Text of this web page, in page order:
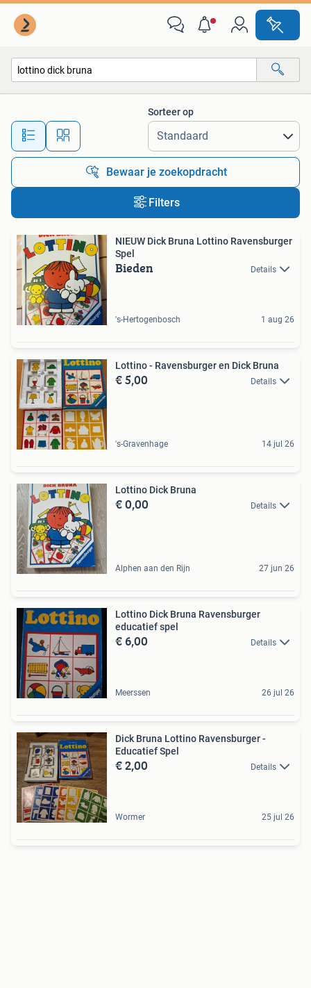
Alle afstanden…
Sorteer op
Bewaar je zoekopdracht
Filters
NIEUW Dick Bruna Lottino Ravensburger
Spel
Bieden Details
's-Hertogenbosch 1 aug 26
Lottino - Ravensburger en Dick Bruna
€ 5,00 Details
's-Gravenhage 14 jul 26
Lottino Dick Bruna
€ 0,00 Details
Alphen aan den Rijn 27 jun 26
Lottino Dick Bruna Ravensburger
educatief spel
€ 6,00 Details
Meerssen 26 jul 26
Dick Bruna Lottino Ravensburger -
Educatief Spel
€ 2,00 Details
Wormer 25 jul 26